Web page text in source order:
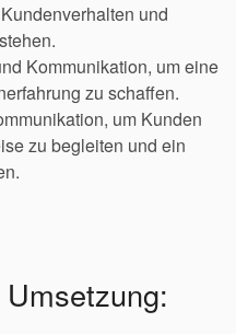
und
Kommunikation, um eine
zu schaffen.
um Kunden
zu begleiten und ein